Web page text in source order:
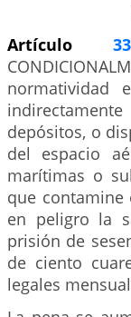
Artículo
normatividad
depósitos, o
del espacio
marítimas o
que contamine
en peligro la
prisión de
de ciento
legales